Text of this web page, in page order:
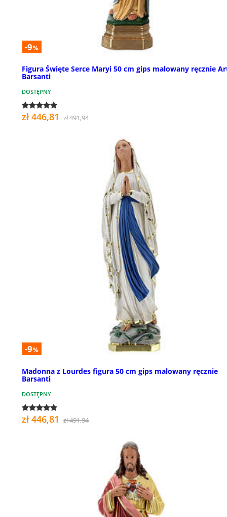
-9%
Figura Święte Serce Maryi 50 cm gips malowany ręcznie
Barsanti
DOSTĘPNY
zł 446,81 zł 491,94
-9%
Madonna z Lourdes figura 50 cm gips malowany ręcznie
Barsanti
DOSTĘPNY
zł 446,81 zł 491,94